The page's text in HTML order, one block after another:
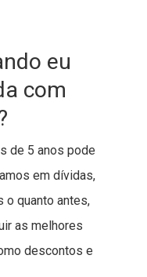
eu
com
de 5 anos pode
em dívidas,
o quanto antes,
as melhores
descontos e